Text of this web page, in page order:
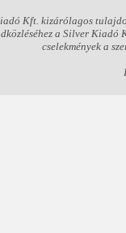
Kft. kizárólagos
a Silver
cselekmények a